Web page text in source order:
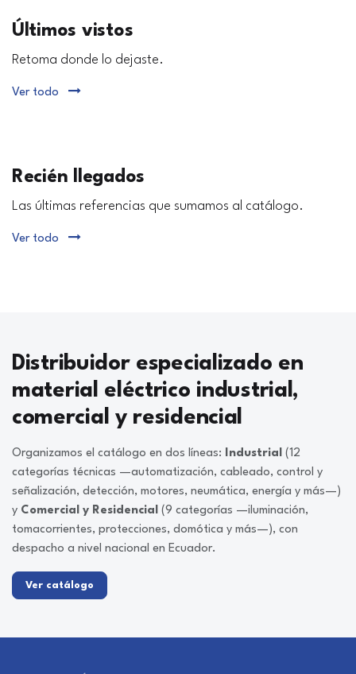
Últimos vistos
Retoma donde lo dejaste.
Ver todo
Recién llegados
Las últimas referencias que sumamos al catálogo.
Ver todo
Distribuidor especializado en
material eléctrico industrial,
comercial y residencial
Organizamos el catálogo en dos líneas: Industrial (12
categorías técnicas —automatización, cableado, control y
señalización, detección, motores, neumática, energía y más—)
y Comercial y Residencial (9 categorías —iluminación,
tomacorrientes, protecciones, domótica y más—), con
despacho a nivel nacional en Ecuador.
Ver catálogo